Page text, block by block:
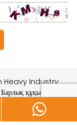
Heavy Industry
құқықтар